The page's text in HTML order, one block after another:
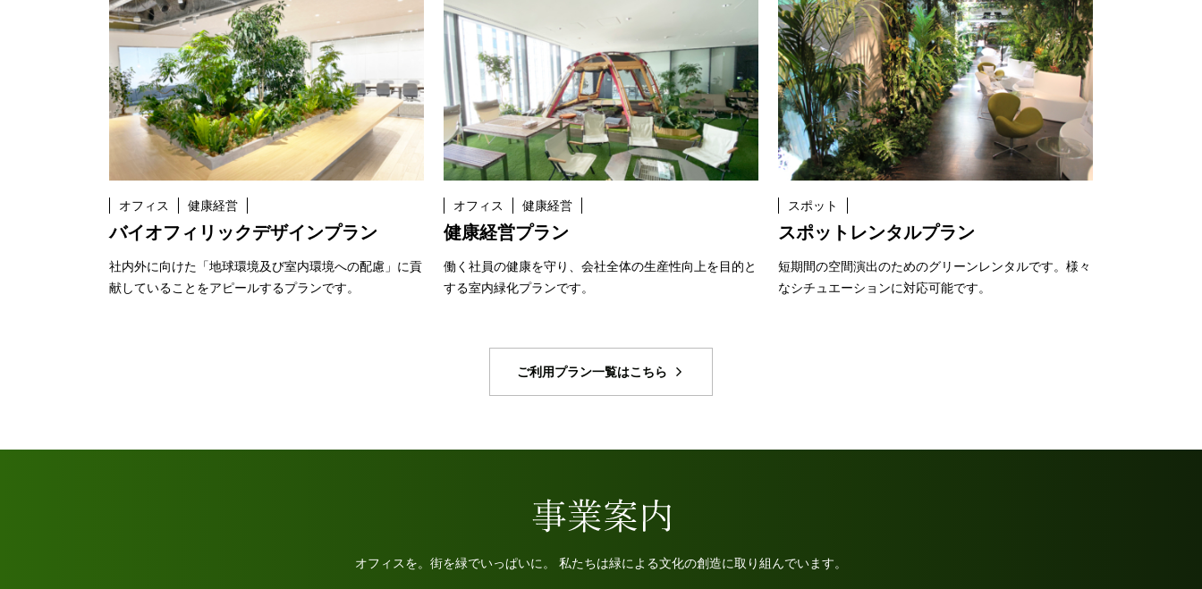
オフィス 健康経営
バイオフィリックデザインプラン
社内外に向けた「地球環境及び室内環境への配慮」に貢
献していることをアピールするプランです。
オフィス 健康経営
健康経営プラン
働く社員の健康を守り、会社全体の生産性向上を目的と
する室内緑化プランです。
スポット
スポットレンタルプラン
短期間の空間演出のためのグリーンレンタルです。様々
なシチュエーションに対応可能です。
ご利用プラン一覧はこちら
オフィスを。街を緑でいっぱいに。 私たちは緑による文化の創造に取り組んでいます。